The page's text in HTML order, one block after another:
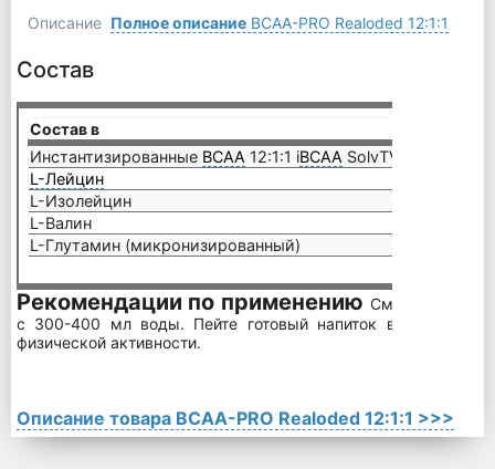
Описание Полное описаниеBCAA-PRO Realoded 12:1:1
Состав
Состав в
Инстантизированные ВСАА 12:1:1 iBCAA SolvTV
L-Лейцин
L-Изолейцин
L-Валин
L-Глутамин (микронизированный)
Рекомендации по применению Смешайте
с 300-400 мл воды. Пейте готовый напиток в течение и
физической активности.
Описание товара BCAA-PRO Realoded 12:1:1 >>>